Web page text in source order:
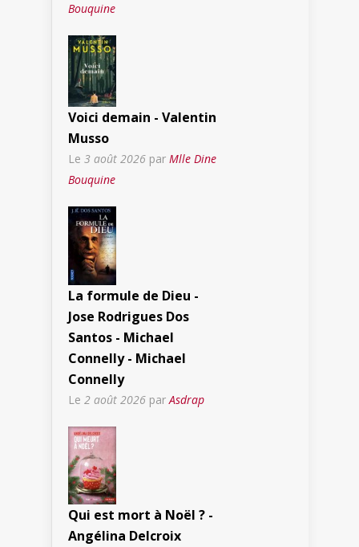
Bouquine
Voici demain - Valentin
Musso
Le 3 août 2026 par Mlle Dine
Bouquine
La formule de Dieu -
Jose Rodrigues Dos
Santos - Michael
Connelly - Michael
Connelly
Le 2 août 2026 parAsdrap
Qui est mort à Noël ? -
Angélina Delcroix